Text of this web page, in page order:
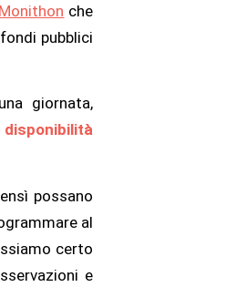
Monithon che
pubblici
giornata,
disponibilità
possano
al
certo
e